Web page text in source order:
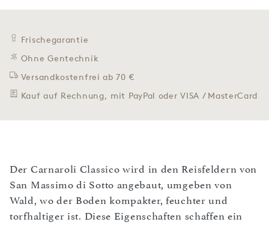
Frischegarantie
Ohne Gentechnik
Versandkostenfrei ab 70 €
Kauf auf Rechnung, mit PayPal oder VISA / MasterCard
Der Carnaroli Classico wird in den Reisfeldern von
San Massimo di Sotto angebaut, umgeben von
Wald, wo der Boden kompakter, feuchter und
torfhaltiger ist. Diese Eigenschaften schaffen ein